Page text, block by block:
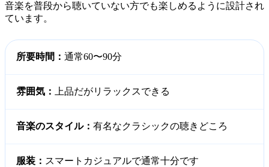
音楽を普段から聴いていない方でも楽しめるように設計され
ています。
所要時間： 通常60〜90分
雰囲気： 上品だがリラックスできる
音楽のスタイル： 有名なクラシックの聴きどころ
服装： スマートカジュアルで通常十分です